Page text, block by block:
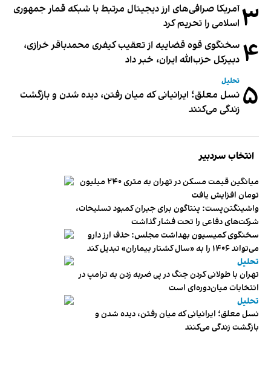
۳آمریکا صرافی‌های ارز دیجیتال مرتبط با شبکه قمار جمهوری
اسلامی را تحریم کرد
۴ سخنگوی قوه قضاییه از تعقیب کیفری محمدباقر خرازی،
دبیر‌کل حزب‌الله ایران، خبر داد
۵ تحلیل
نسل معلق؛ ایرانیانی که میان رفتن، دیده شدن و بازگشت
زندگی می‌کنند
انتخاب سردبیر
میانگین قیمت مسکن در تهران به متری ۲۴۰ میلیون
تومان افزایش یافت
واشینگتن‌پست: پنتاگون برای جبران کمبود تسلیحات،
شرکت‌های دفاعی را تحت فشار گذاشت
سخنگوی کمیسیون بهداشت مجلس: حذف ارز دارو
می‌تواند ۱۴۰۶ را به «سال کشتار بیماران» تبدیل کند
تحلیل
تهران با طولانی کردن جنگ در پی ضربه زدن به ترامپ در
انتخابات میان‌دوره‌ای است
تحلیل
نسل معلق؛ ایرانیانی که میان رفتن، دیده شدن و
بازگشت زندگی می‌کنند